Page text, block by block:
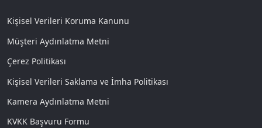
Kişisel Verileri Koruma Kanunu
Müşteri Aydınlatma Metni
Çerez Politikası
Kişisel Verileri Saklama ve İmha Politikası
Kamera Aydınlatma Metni
KVKK Başvuru Formu